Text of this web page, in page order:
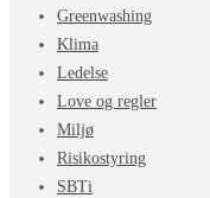
Greenwashing
Klima
Ledelse
Love og regler
Miljø
Risikostyring
SBTi